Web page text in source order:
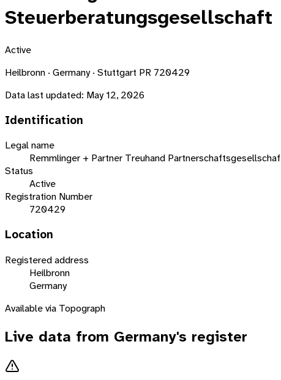
Steuerberatungsgesellschaft
Active
Heilbronn · Germany · Stuttgart PR 720429
Data last updated: May 12, 2026
Identification
Legal name
Remmlinger + Partner Treuhand
Status
Active
Registration Number
720429
Location
Registered address
Heilbronn
Germany
Available via Topograph
Live data from Germany's register